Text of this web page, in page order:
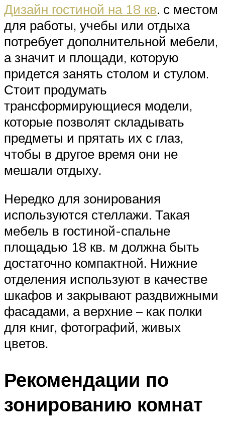
Дизайн гостиной на 18 кв. с местом
для работы, учебы или отдыха
потребует дополнительной мебели,
а значит и площади, которую
придется занять столом и стулом.
Стоит продумать
трансформирующиеся модели,
которые позволят складывать
предметы и прятать их с глаз,
чтобы в другое время они не
мешали отдыху.
Нередко для зонирования
используются стеллажи. Такая
мебель в гостиной-спальне
площадью 18 кв. м должна быть
достаточно компактной. Нижние
отделения используют в качестве
шкафов и закрывают раздвижными
фасадами, а верхние – как полки
для книг, фотографий, живых
цветов.
Рекомендации по
зонированию комнат